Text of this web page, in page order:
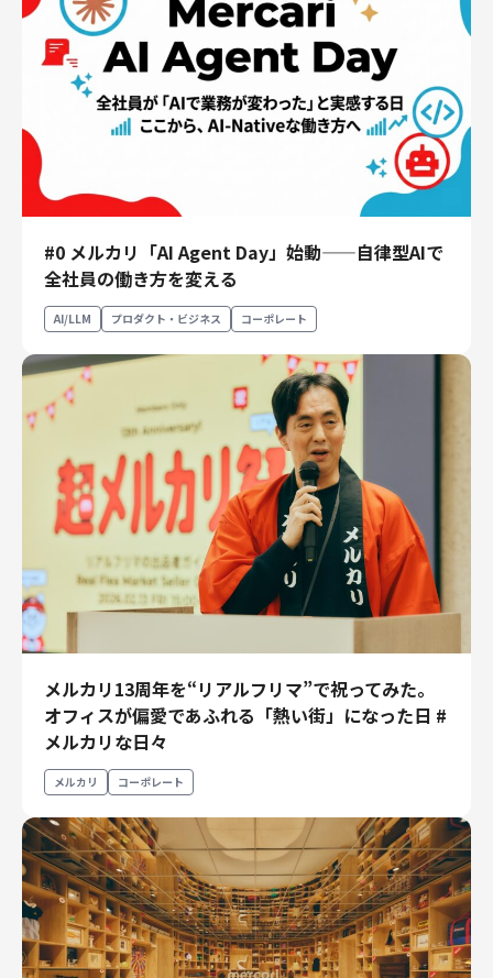
#0 メルカリ「AI Agent Day」始動——自律型AIで
全社員の働き方を変える
AI/LLM プロダクト・ビジネス コーポレート
メルカリ13周年を“リアルフリマ”で祝ってみた。
オフィスが偏愛であふれる「熱い街」になった日 #
メルカリな日々
メルカリ コーポレート